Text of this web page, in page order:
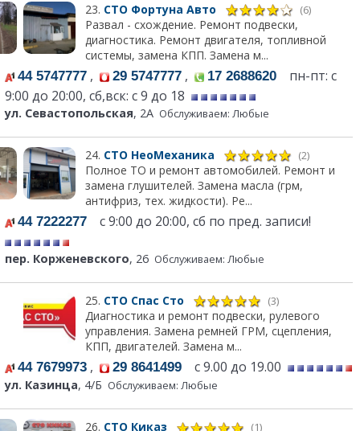
23. СТО Фортуна Авто (6)
Развал - схождение. Ремонт подвески,
диагностика. Ремонт двигателя, топливной
системы, замена КПП. Замена м...
44 5747777 , 29 5747777 , 17 2688620 пн-пт: с
9:00 до 20:00, сб,вск: с 9 до 18
ул. Севастопольская, 2А Обслуживаем: Любые
24. СТО НеоМеханика (2)
Полное ТО и ремонт автомобилей. Ремонт и
замена глушителей. Замена масла (грм,
антифриз, тех. жидкости). Ре...
44 7222277 с 9:00 до 20:00, сб по пред. записи!
пер. Корженевского, 26 Обслуживаем: Любые
25. СТО Спас Сто (3)
Диагностика и ремонт подвески, рулевого
управления. Замена ремней ГРМ, сцепления,
КПП, двигателей. Замена м...
44 7679973 , 29 8641499 с 9.00 до 19.00
ул. Казинца, 4/Б Обслуживаем: Любые
26. СТО Киказ (1)